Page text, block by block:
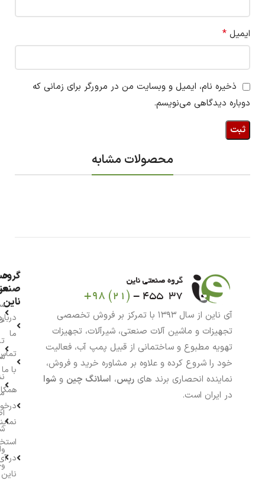
ایمیل *
ذخیره نام، ایمیل و وبسایت من در مرورگر برای زمانی که
دوباره دیدگاهی می‌نویسم.
محصولات مشابه
آی ناین از سال ۱۳۹۳ با تمرکز بر فروش تخصصی
تجهیزات و ماشین آلات صنعتی، شیرآلات، تجهیزات
تهویه مطبوع و ساختمانی از قبیل پمپ آب، فعالیت
خود را شروع کرده و علاوه بر مشاوره خرید و فروش،
نماینده انحصاری برند های رپس، اسلانگ چین و شوا
در ایران است.
گروه
ناین
ما
با ما
در
ناین